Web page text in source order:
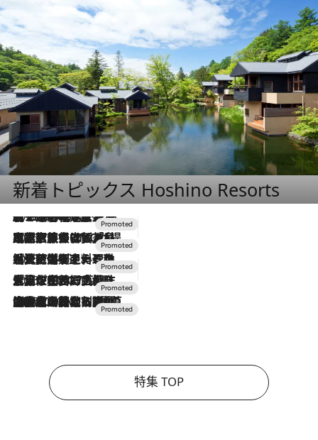
新着トピックス Hoshino Resorts
2026.8.7
【トンボの足水浴】ヒノキの香りに包まれて涼感マックス！約13℃の湧水かけ流しを避暑地「星野温泉 トンボの湯」で体験
2026.7.31
【ホテル帰省】という選択肢をOMOが提案。家族とほどよい距離を保つには「昼は実家、夜は気兼ねなくホテルで！」
2026.7.24
【夏限定ディナーコース】旬を迎える稚鮎や花ズッキーニなどをイタリア・トスカーナの郷土料理の手法で満喫！
2026.7.17
「土佐和ハーブかき氷」がOMO7高知に登場！生姜、山椒、大葉など目にも舌にも涼を呼ぶ郷土の味
2026.7.10
NEW OPEN！【界 草津】名湯の地に誕生。趣の異なる2種の温泉と上州ならではの会席・蕎麦割烹など美食を味わう究極の癒やし旅
特集 TOP